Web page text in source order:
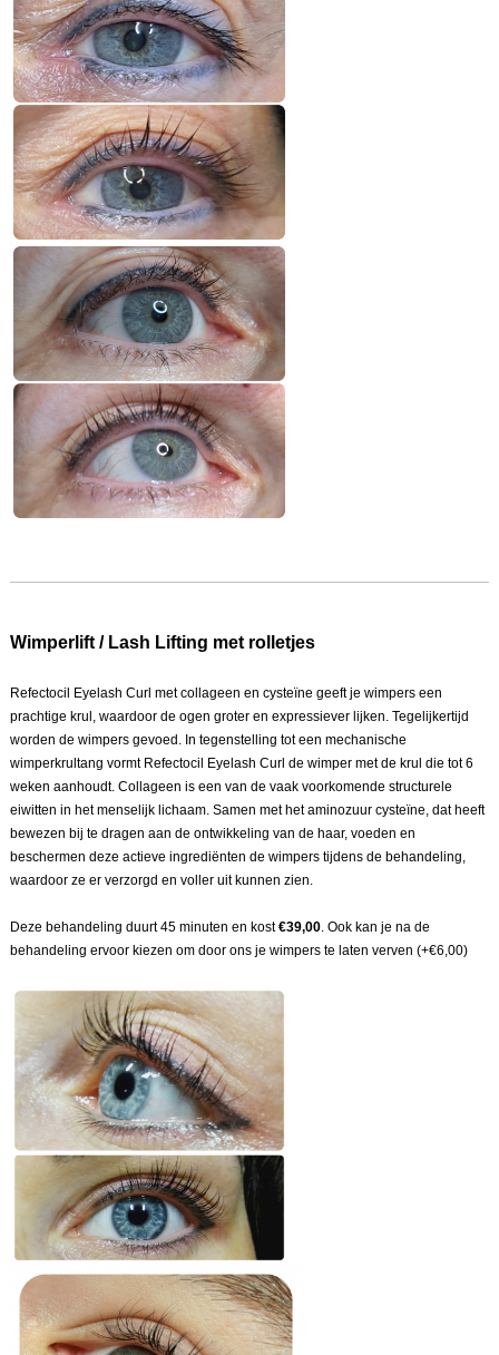
Wimperlift / Lash Lifting met rolletjes
Refectocil Eyelash Curl met collageen en cysteïne geeft je wimpers een
prachtige krul, waardoor de ogen groter en expressiever lijken. Tegelijkertijd
worden de wimpers gevoed. In tegenstelling tot een mechanische
wimperkrultang vormt Refectocil Eyelash Curl de wimper met de krul die tot 6
weken aanhoudt. Collageen is een van de vaak voorkomende structurele
eiwitten in het menselijk lichaam. Samen met het aminozuur cysteïne, dat heeft
bewezen bij te dragen aan de ontwikkeling van de haar, voeden en
beschermen deze actieve ingrediënten de wimpers tijdens de behandeling,
waardoor ze er verzorgd en voller uit kunnen zien.
Deze behandeling duurt 45 minuten en kost€39,00. Ook kan je na de
behandeling ervoor kiezen om door ons je wimpers te laten verven (+€6,00)